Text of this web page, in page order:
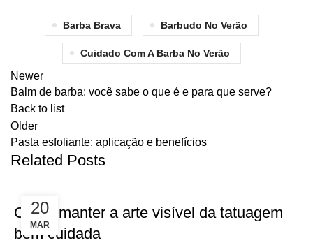
Barba Brava Barbudo No Verão
Cuidado Com A Barba No Verão
Newer
Balm de barba: você sabe o que é e para que serve?
Back to list
Older
Pasta esfoliante: aplicação e benefícios
Related Posts
20
MAR
Como manter a arte visível da tatuagem
bem cuidada